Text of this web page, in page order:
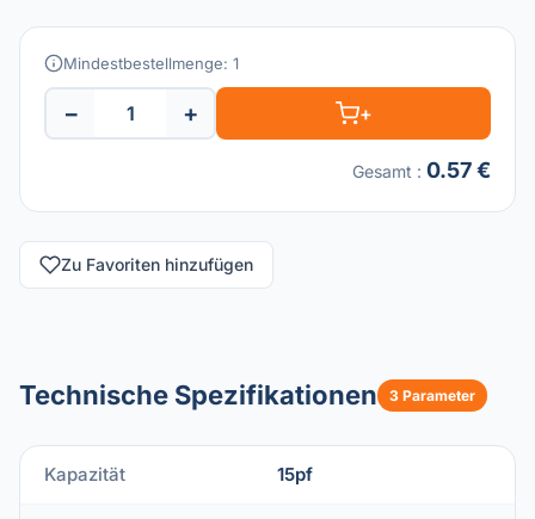
Mindestbestellmenge: 1
− + +
Gesamt : 0.57 €
Zu Favoriten hinzufügen
Technische Spezifikationen 3 Parameter
Kapazität 15pf